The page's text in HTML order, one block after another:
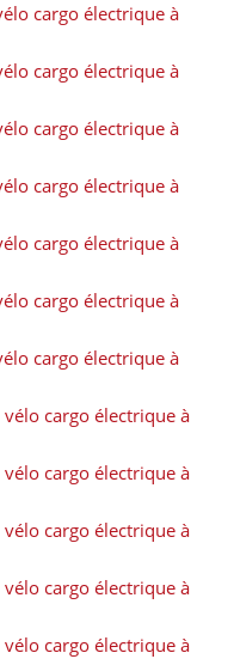
cargo électrique à
cargo électrique à
cargo électrique à
cargo électrique à
cargo électrique à
cargo électrique à
cargo électrique à
cargo électrique à
cargo électrique à
cargo électrique à
cargo électrique à
cargo électrique à